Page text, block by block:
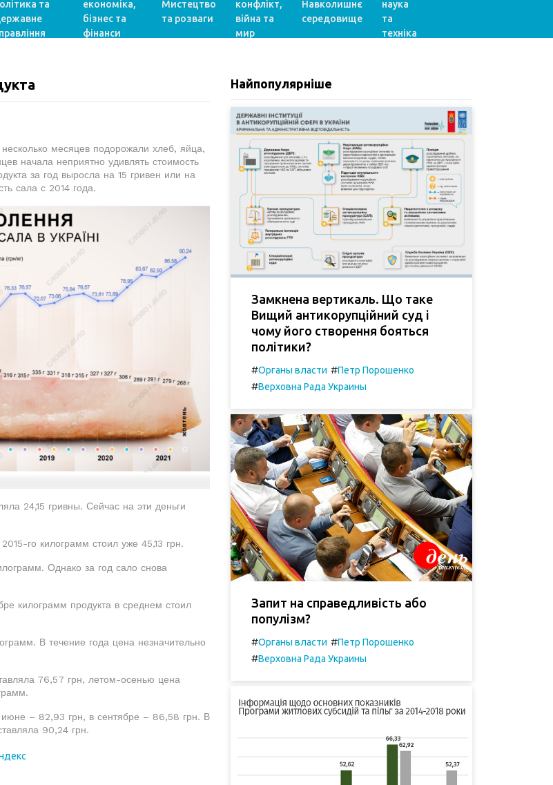
та
економіка,
бізнес та
фінанси
Мистецтво
та розваги
конфлікт,
війна та
мир
Навколишнє
середовище
наука
та
техніка
месяцев подорожали хлеб, яйца,
начала неприятно удивлять стоимость
за год выросла на 15 гривен или на
сала с 2014 года.
24,15 гривны. Сейчас на эти деньги
го килограмм стоил уже 45,13 грн.
Однако за год сало снова
килограмм продукта в среднем стоил
В течение года цена незначительно
76,57 грн, летом-осенью цена
– 82,93 грн, в сентябре – 86,58 грн. В
90,24 грн.
Найпопулярніше
Замкнена вертикаль. Що таке
Вищий антикорупційний суд і
чому його створення бояться
політики?
#Органы власти #Петр Порошенко
#Верховна Рада Украины
Запит на справедливість або
популізм?
#Органы власти #Петр Порошенко
#Верховна Рада Украины